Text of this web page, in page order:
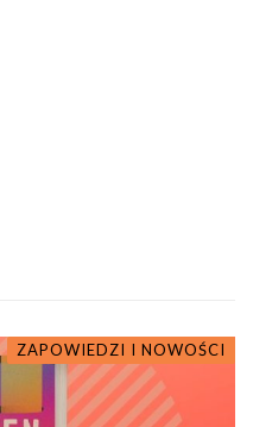
ZAPOWIEDZI I NOWOŚCI